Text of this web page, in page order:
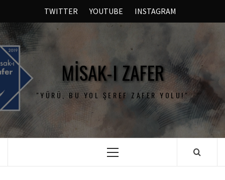
TWITTER YOUTUBE INSTAGRAM
MISAK-I ZAFER
"YÜRÜ, BU YOL ŞEREF ZAFER YOLU!"